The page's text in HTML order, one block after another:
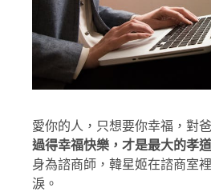
愛你的人，只想要你幸福，對
過得幸福快樂，才是最大的孝道
身為諮商師，韓星姬在諮商室
淚。